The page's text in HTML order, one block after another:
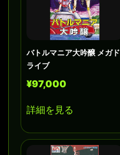
バトルマニア大吟醸 メガド
ライブ
¥97,000
詳細を見る